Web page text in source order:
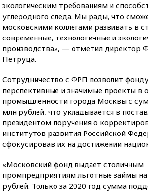
экологическим требованиям и
углеродного следа. Мы рады, что
московскими коллегами развивать в
современные, технологичные и
производства», — отметил директор
Петруца.
Сотрудничество с ФРП позволит
перспективные и значимые проекты в
промышленности города Москвы с
млн рублей, что укладывается в
президентом поручения о
институтов развития Российской
сфокусировав их на достижении
«Московский фонд выдает столичным
промпредприятиям льготные займы
рублей. Только за 2020 год сумма